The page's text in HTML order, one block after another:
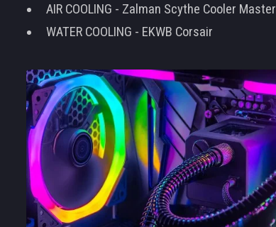
AIR COOLING - Zalman Scythe Cooler Master
WATER COOLING - EKWB Corsair